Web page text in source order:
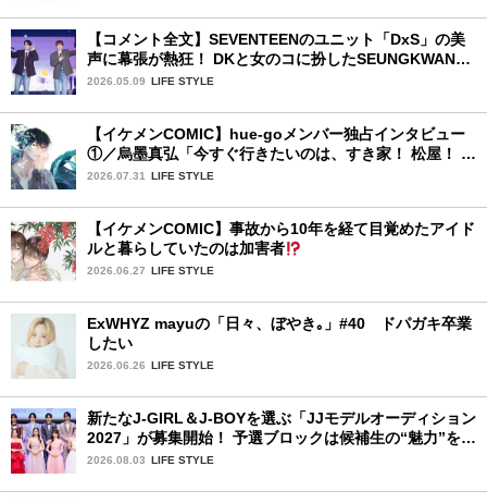
【コメント全文】SEVENTEENのユニット「DxS」の美
声に幕張が熱狂！ DKと女のコに扮したSEUNGKWANカ
ップルのドラマ動画で会場は爆笑の渦に 初日レポ：前
2026.05.09 LIFE STYLE
【イケメンCOMIC】hue-goメンバー独占インタビュー
①／烏墨真弘「今すぐ行きたいのは、すき家！ 松屋！ ミ
スド！」
2026.07.31 LIFE STYLE
【イケメンCOMIC】事故から10年を経て目覚めたアイド
ルと暮らしていたのは加害者
2026.06.27 LIFE STYLE
ExWHYZ mayuの「日々、ぼやき｡」#40 ドパガキ卒業
したい
2026.06.26 LIFE STYLE
新たなJ-GIRL＆J-BOYを選ぶ「JJモデルオーディション
2027」が募集開始！ 予選ブロックは候補生の“魅力”を重
視した「新システム」に変わります
2026.08.03 LIFE STYLE